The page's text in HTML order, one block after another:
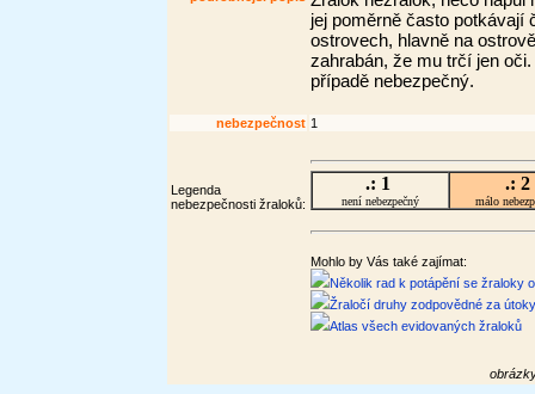
jej poměrně často potkávají
ostrovech, hlavně na
zahrabán, že mu trčí jen
případě nebezpečný.
nebezpečnost 1
Legenda
nebezpečnosti žraloků:
.: 1
není nebezpečný
.: 2
málo
Mohlo by Vás také zajímat:
Několik rad k potápění se žraloky
Žraločí druhy zodpovědné za
Atlas všech evidovaných žraloků